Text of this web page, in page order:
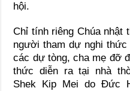
hội.
Chỉ tính riêng Chúa nhật
người tham dự nghi thức
các dự tòng, cha mẹ đỡ
thức diễn ra tại nhà
Shek Kip Mei do Đức